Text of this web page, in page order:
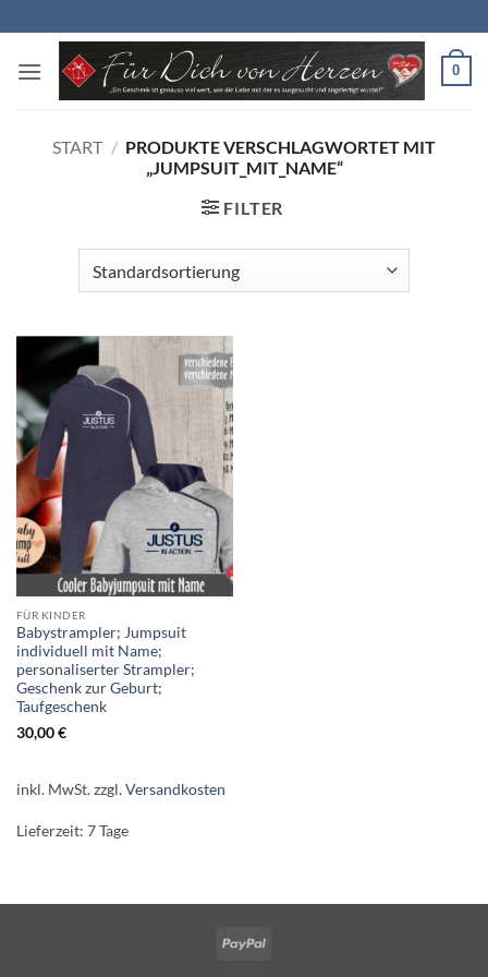
Inhalt
springen
0
START / PRODUKTE VERSCHLAGWORTET MIT
„JUMPSUIT_MIT_NAME“
FILTER
FÜR KINDER
Babystrampler; Jumpsuit
individuell mit Name;
personaliserter Strampler;
Geschenk zur Geburt;
Taufgeschenk
30,00€
inkl. MwSt.zzgl.Versandkosten
Lieferzeit: 7 Tage
PayPal